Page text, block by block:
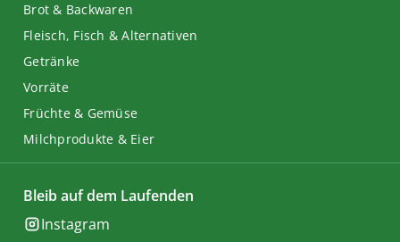
Brot & Backwaren
Fleisch, Fisch & Alternativen
Getränke
Vorräte
Früchte & Gemüse
Milchprodukte & Eier
Bleib auf dem Laufenden
Instagram